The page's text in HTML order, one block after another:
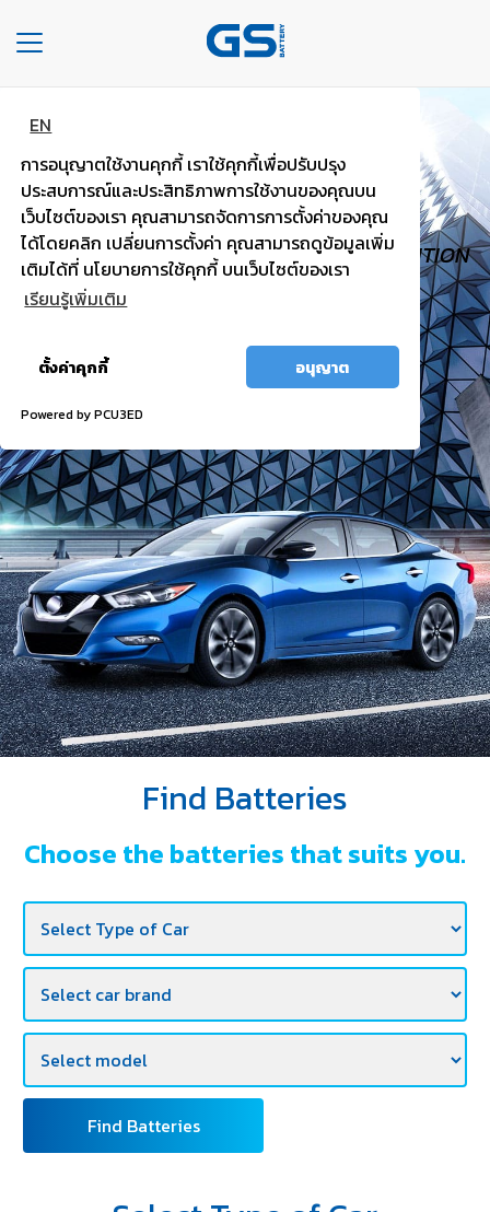
EN
การอนุญาตใช้งานคุกกี้ เราใช้คุกกี้เพื่อปรับปรุง
ประสบการณ์และประสิทธิภาพการใช้งานของคุณบน
เว็บไซต์ของเรา คุณสามารถจัดการการตั้งค่าของคุณ
ได้โดยคลิก เปลี่ยนการตั้งค่า คุณสามารถดูข้อมูลเพิ่ม
เติมได้ที่ นโยบายการใช้คุกกี้ บนเว็บไซต์ของเรา
เรียนรู้เพิ่มเติม
ตั้งค่าคุกกี้ อนุญาต
Powered by PCU3ED
Toggle
navigation
HOME
COMPANY
TYPE
OF
BATTERIES
OF
OUR
SERVICE
DEALERS
NEWS
CAREER
CONTACT
E-
BUSINESS
GS TOUGH
PASSENGER
HIGH VOLTAGE, TRUST WORTHY, HIGH IGNITION
POWER.
Find Batteries
Choose the batteries that suits you.
Find Batteries